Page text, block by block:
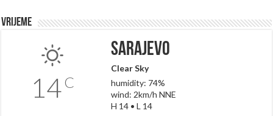
Vrijeme
14C
Sarajevo
Clear Sky
humidity: 74%
wind: 2km/h NNE
H 14 • L 14